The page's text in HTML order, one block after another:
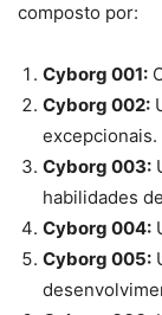
composto por:
Cyborg 001:
Cyborg 002:
excepcionais.
Cyborg 003:
habilidades
Cyborg 004:
Cyborg 005: